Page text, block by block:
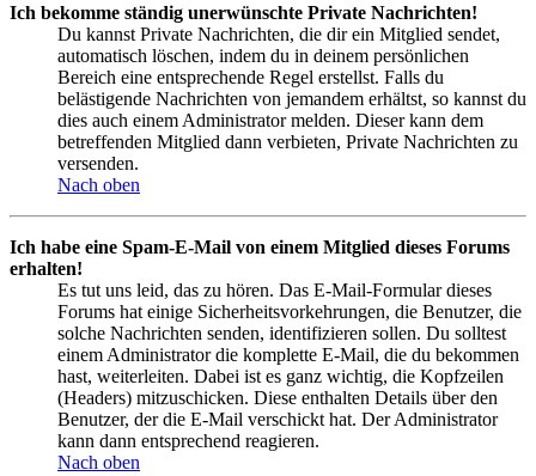
Ich bekomme ständig unerwünschte Private Nachrichten!
Du kannst Private Nachrichten, die dir ein Mitglied sendet,
automatisch löschen, indem du in deinem persönlichen
Bereich eine entsprechende Regel erstellst. Falls du
belästigende Nachrichten von jemandem erhältst, so kannst du
dies auch einem Administrator melden. Dieser kann dem
betreffenden Mitglied dann verbieten, Private Nachrichten zu
versenden.
Nach oben
Ich habe eine Spam-E-Mail von einem Mitglied dieses Forums
erhalten!
Es tut uns leid, das zu hören. Das E-Mail-Formular dieses
Forums hat einige Sicherheitsvorkehrungen, die Benutzer, die
solche Nachrichten senden, identifizieren sollen. Du solltest
einem Administrator die komplette E-Mail, die du bekommen
hast, weiterleiten. Dabei ist es ganz wichtig, die Kopfzeilen
(Headers) mitzuschicken. Diese enthalten Details über den
Benutzer, der die E-Mail verschickt hat. Der Administrator
kann dann entsprechend reagieren.
Nach oben